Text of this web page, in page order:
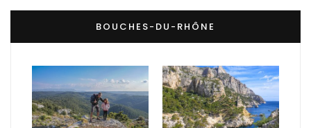
BOUCHES-DU-RHÔNE